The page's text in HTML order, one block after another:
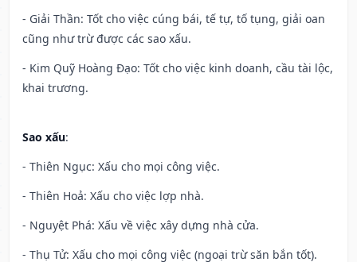
- Giải Thần: Tốt cho việc cúng bái, tế tự, tố tụng, giải oan
cũng như trừ được các sao xấu.
- Kim Quỹ Hoàng Đạo: Tốt cho việc kinh doanh, cầu tài lộc,
khai trương.
Sao xấu:
- Thiên Ngục: Xấu cho mọi công việc.
- Thiên Hoả: Xấu cho việc lợp nhà.
- Nguyệt Phá: Xấu về việc xây dựng nhà cửa.
- Thụ Tử: Xấu cho mọi công việc (ngoại trừ săn bắn tốt).